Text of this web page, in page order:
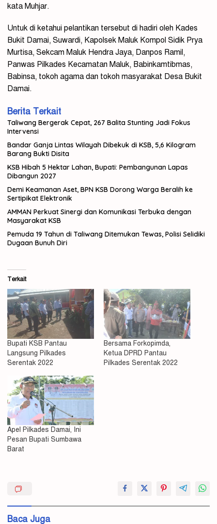
kata Muhjar.
Untuk di ketahui pelantikan tersebut di hadiri oleh Kades
Bukit Damai, Suwardi, Kapolsek Maluk Kompol Sidik Prya
Murtisa, Sekcam Maluk Hendra Jaya, Danpos Ramil,
Panwas Pilkades Kecamatan Maluk, Babinkamtibmas,
Babinsa, tokoh agama dan tokoh masyarakat Desa Bukit
Damai.
Berita Terkait
Taliwang Bergerak Cepat, 267 Balita Stunting Jadi Fokus
Intervensi
Bandar Ganja Lintas Wilayah Dibekuk di KSB, 5,6 Kilogram
Barang Bukti Disita
KSB Hibah 5 Hektar Lahan, Bupati: Pembangunan Lapas
Dibangun 2027
Demi Keamanan Aset, BPN KSB Dorong Warga Beralih ke
Sertipikat Elektronik
AMMAN Perkuat Sinergi dan Komunikasi Terbuka dengan
Masyarakat KSB
Pemuda 19 Tahun di Taliwang Ditemukan Tewas, Polisi Selidiki
Dugaan Bunuh Diri
Terkait
Bupati KSB Pantau
Langsung Pilkades
Serentak 2022
Bersama Forkopimda,
Ketua DPRD Pantau
Pilkades Serentak 2022
Apel Pilkades Damai, Ini
Pesan Bupati Sumbawa
Barat
Bukit
Panitia
Baca Juga